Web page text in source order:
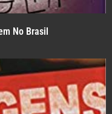
No Brasil